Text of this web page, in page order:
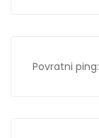
Povratni ping: